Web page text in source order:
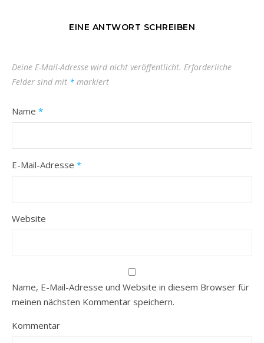
EINE ANTWORT SCHREIBEN
Deine E-Mail-Adresse wird nicht veröffentlicht. Erforderliche
Felder sind mit * markiert
Name *
E-Mail-Adresse *
Website
Name, E-Mail-Adresse und Website in diesem Browser für
meinen nächsten Kommentar speichern.
Kommentar